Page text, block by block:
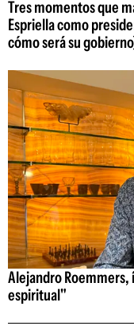
Tres momentos que
Espriella como
cómo será su
Alejandro
espiritual"